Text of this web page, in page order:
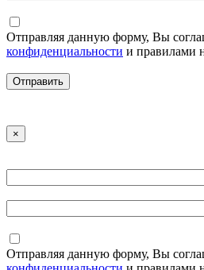
Отправляя данную форму, Вы
конфиденциальности и правилами
×
Отправляя данную форму, Вы